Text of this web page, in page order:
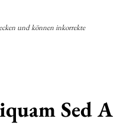
und können inkorrekte
Sed A